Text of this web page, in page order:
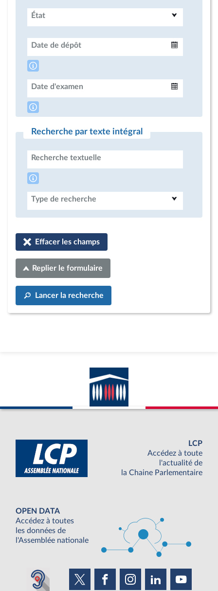
État
Date de dépôt
Date d'examen
Recherche par texte intégral
Recherche textuelle
Type de recherche
Effacer les champs
Replier le formulaire
Lancer la recherche
LCP
Accédez à toute
l'actualité de
la Chaine Parlementaire
OPEN DATA
Accédez à toutes
les données de
l'Assemblée nationale